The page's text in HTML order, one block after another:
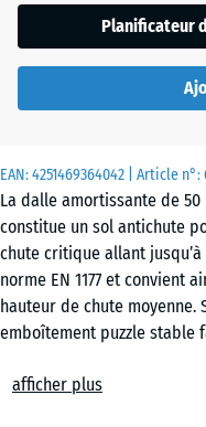
EAN:4251469364042 | Article n°:
La dalle amortissante de 50
constitue un sol antichute
chute critique allant
norme EN 1177 et convient
hauteur de chute moyenne.
emboîtement puzzle
Domaines d’utilisation
afficher plus
Vert
+ 0,60 €
Planificateur